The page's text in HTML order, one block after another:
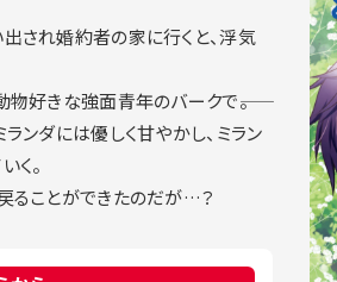
され婚約者の家に行くと、浮気
好きな強面青年のバークで――。
ンダには優しく甘やかし、ミラン
く。
ることができたのだが…？